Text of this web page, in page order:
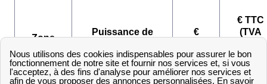
Zone
Puissance de
€
€ TTC
(TVA
20%)